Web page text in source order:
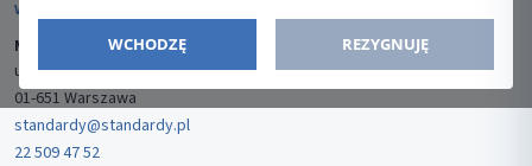
WCHODZĘ REZYGNUJĘ
WYDAWCA
Media-Press Sp. z o.o.
ul. Gwiaździsta 7B/8
01-651 Warszawa
standardy@standardy.pl
22 509 47 52